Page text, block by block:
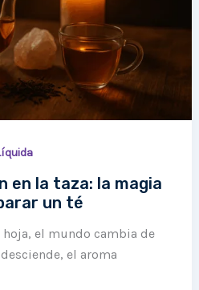
en la taza: la magia
un té
hoja, el mundo cambia de
el aroma